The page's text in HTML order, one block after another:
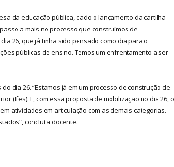
da educação pública, dado o lançamento da cartilha
a mais no processo que construímos de
26, que já tinha sido pensado como dia para o
públicas de ensino. Temos um enfrentamento a ser
dia 26. “Estamos já em um processo de construção de
(Ifes). E, com essa proposta de mobilização no dia 26, o
atividades em articulação com as demais categorias.
conclui a docente.